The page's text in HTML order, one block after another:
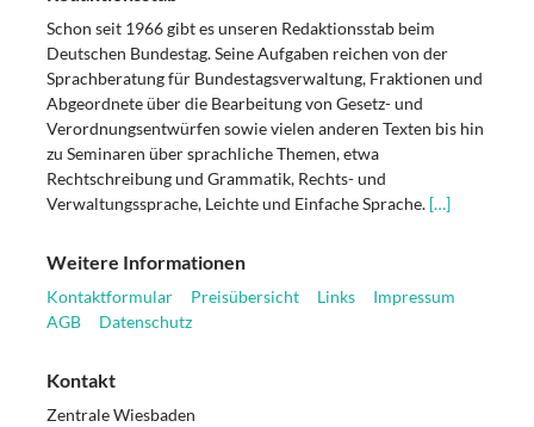
Schon seit 1966 gibt es unseren Redaktionsstab beim
Deutschen Bundestag. Seine Aufgaben reichen von der
Sprachberatung für Bundestagsverwaltung, Fraktionen und
Abgeordnete über die Bearbeitung von Gesetz- und
Verordnungsentwürfen sowie vielen anderen Texten bis hin
zu Seminaren über sprachliche Themen, etwa
Rechtschreibung und Grammatik, Rechts- und
Verwaltungssprache, Leichte und Einfache Sprache. […]
Weitere Informationen
Kontaktformular Preisübersicht Links
Impressum
AGB
Datenschutz
Kontakt
Zentrale Wiesbaden